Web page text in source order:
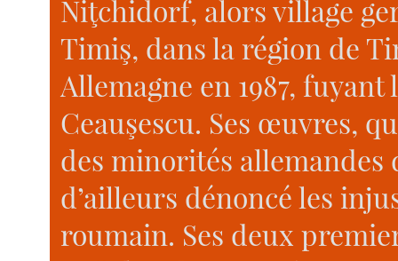
Niţchidorf, alors village
Timiş, dans la région de
Allemagne en 1987,
Ceauşescu. Ses œuvres,
des minorités allemandes
d’ailleurs dénoncé les
roumain. Ses deux